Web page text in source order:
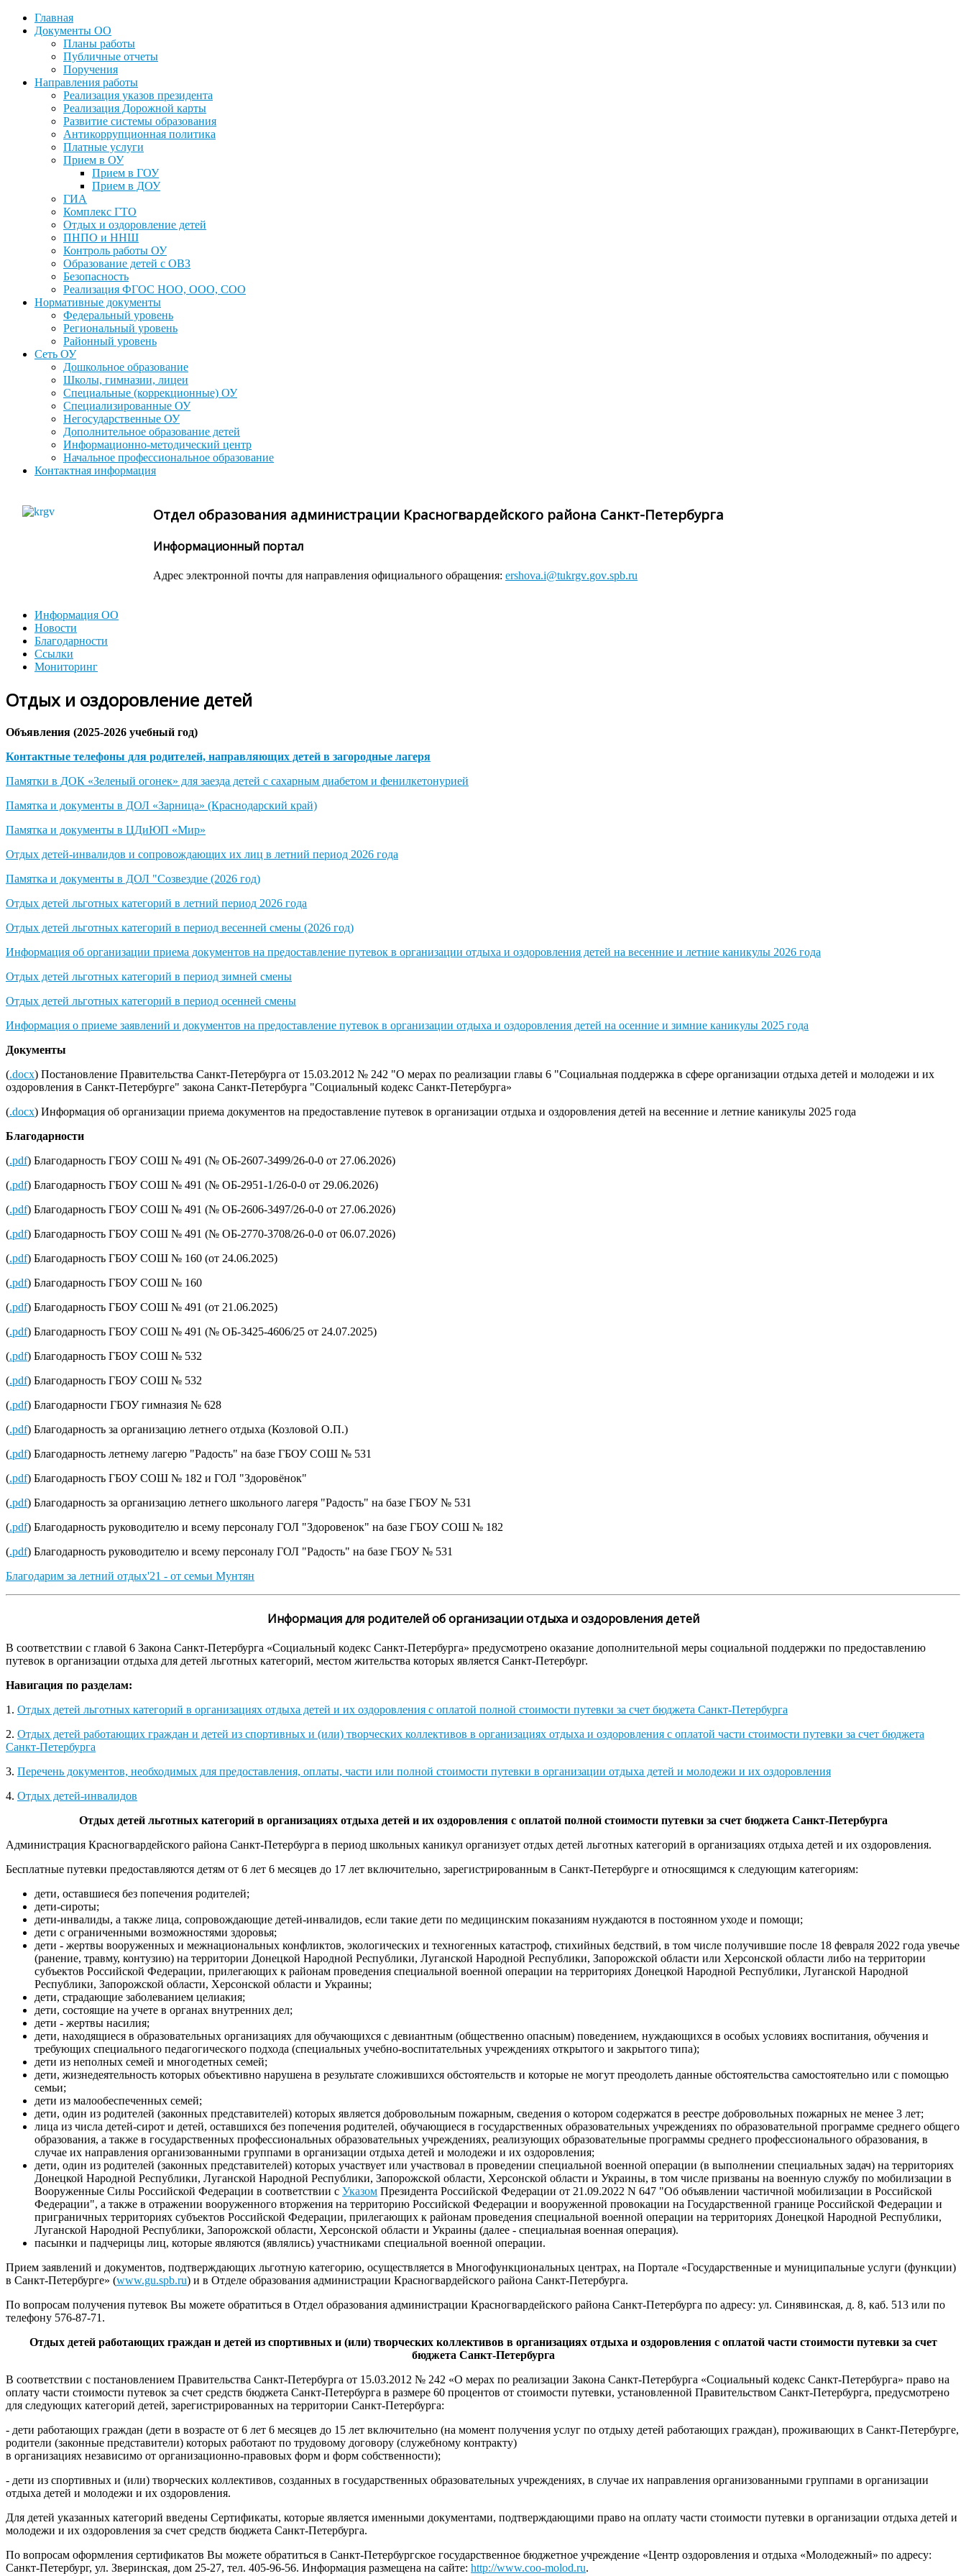
Главная
Документы ОО
Планы работы
Публичные отчеты
Поручения
Направления работы
Реализация указов президента
Реализация Дорожной карты
Развитие системы образования
Антикоррупционная политика
Платные услуги
Прием в ОУ
Прием в ГОУ
Прием в ДОУ
ГИА
Комплекс ГТО
Отдых и оздоровление детей
ПНПО и ННШ
Контроль работы ОУ
Образование детей с ОВЗ
Безопасность
Реализация ФГОС НОО, ООО, СОО
Нормативные документы
Федеральный уровень
Региональный уровень
Районный уровень
Сеть ОУ
Дошкольное образование
Школы, гимназии, лицеи
Специальные (коррекционные) ОУ
Специализированные ОУ
Негосударственные ОУ
Дополнительное образование детей
Информационно-методический центр
Начальное профессиональное образование
Контактная информация
Отдел образования администрации Красногвардейского района Санкт-Петербурга
Информационный портал
Адрес электронной почты для направления официального обращения: ershova.i@tukrgv.gov.spb.ru
Информация ОО
Новости
Благодарности
Ссылки
Мониторинг
Отдых и оздоровление детей
Объявления (2025-2026 учебный год)
Контактные телефоны для родителей, направляющих детей в загородные лагеря
Памятки в ДОК «Зеленый огонек» для заезда детей с сахарным диабетом и фенилкетонурией
Памятка и документы в ДОЛ «Зарница» (Краснодарский край)
Памятка и документы в ЦДиЮП «Мир»
Отдых детей-инвалидов и сопровождающих их лиц в летний период 2026 года
Памятка и документы в ДОЛ "Созвездие (2026 год)
Отдых детей льготных категорий в летний период 2026 года
Отдых детей льготных категорий в период весенней смены (2026 год)
Информация об организации приема документов на предоставление путевок в организации отдыха и оздоровления детей на весенние и летние каникулы 2026 года
Отдых детей льготных категорий в период зимней смены
Отдых детей льготных категорий в период осенней смены
Информация о приеме заявлений и документов на предоставление путевок в организации отдыха и оздоровления детей на осенние и зимние каникулы 2025 года
Документы
(.docx) Постановление Правительства Санкт-Петербурга от 15.03.2012 № 242 "О мерах по реализации главы 6 "Социальная поддержка в сфере организации отдыха детей и молодежи и их
оздоровления в Санкт-Петербурге" закона Санкт-Петербурга "Социальный кодекс Санкт-Петербурга»
(.docx) Информация об организации приема документов на предоставление путевок в организации отдыха и оздоровления детей на весенние и летние каникулы 2025 года
Благодарности
(.pdf) Благодарность ГБОУ СОШ № 491 (№ ОБ-2607-3499/26-0-0 от 27.06.2026)
(.pdf) Благодарность ГБОУ СОШ № 491 (№ ОБ-2951-1/26-0-0 от 29.06.2026)
(.pdf) Благодарность ГБОУ СОШ № 491 (№ ОБ-2606-3497/26-0-0 от 27.06.2026)
(.pdf) Благодарность ГБОУ СОШ № 491 (№ ОБ-2770-3708/26-0-0 от 06.07.2026)
(.pdf) Благодарность ГБОУ СОШ № 160 (от 24.06.2025)
(.pdf) Благодарность ГБОУ СОШ № 160
(.pdf) Благодарность ГБОУ СОШ № 491 (от 21.06.2025)
(.pdf) Благодарность ГБОУ СОШ № 491 (№ ОБ-3425-4606/25 от 24.07.2025)
(.pdf) Благодарность ГБОУ СОШ № 532
(.pdf) Благодарность ГБОУ СОШ № 532
(.pdf) Благодарности ГБОУ гимназия № 628
(.pdf) Благодарность за организацию летнего отдыха (Козловой О.П.)
(.pdf) Благодарность летнему лагерю "Радость" на базе ГБОУ СОШ № 531
(.pdf) Благодарность ГБОУ СОШ № 182 и ГОЛ "Здоровёнок"
(.pdf) Благодарность за организацию летнего школьного лагеря "Радость" на базе ГБОУ № 531
(.pdf) Благодарность руководителю и всему персоналу ГОЛ "Здоровенок" на базе ГБОУ СОШ № 182
(.pdf) Благодарность руководителю и всему персоналу ГОЛ "Радость" на базе ГБОУ № 531
Благодарим за летний отдых'21 - от семьи Мунтян
Информация для родителей об организации отдыха и оздоровления детей
В соответствии с главой 6 Закона Санкт-Петербурга «Социальный кодекс Санкт-Петербурга» предусмотрено оказание дополнительной меры социальной поддержки по предоставлению
путевок в организации отдыха для детей льготных категорий, местом жительства которых является Санкт-Петербург.
Навигация по разделам:
1. Отдых детей льготных категорий в организациях отдыха детей и их оздоровления с оплатой полной стоимости путевки за счет бюджета Санкт-Петербурга
2. Отдых детей работающих граждан и детей из спортивных и (или) творческих коллективов в организациях отдыха и оздоровления с оплатой части стоимости путевки за счет бюджета
Санкт-Петербурга
3. Перечень документов, необходимых для предоставления, оплаты, части или полной стоимости путевки в организации отдыха детей и молодежи и их оздоровления
4. Отдых детей-инвалидов
Отдых детей льготных категорий в организациях отдыха детей и их оздоровления с оплатой полной стоимости путевки за счет бюджета Санкт-Петербурга
Администрация Красногвардейского района Санкт‑Петербурга в период школьных каникул организует отдых детей льготных категорий в организациях отдыха детей и их оздоровления.
Бесплатные путевки предоставляются детям от 6 лет 6 месяцев до 17 лет включительно, зарегистрированным в Санкт-Петербурге и относящимся к следующим категориям:
дети, оставшиеся без попечения родителей;
дети-сироты;
дети-инвалиды, а также лица, сопровождающие детей-инвалидов, если такие дети по медицинским показаниям нуждаются в постоянном уходе и помощи;
дети с ограниченными возможностями здоровья;
дети - жертвы вооруженных и межнациональных конфликтов, экологических и техногенных катастроф, стихийных бедствий, в том числе получившие после 18 февраля 2022 года увечье
(ранение, травму, контузию) на территории Донецкой Народной Республики, Луганской Народной Республики, Запорожской области или Херсонской области либо на территории
субъектов Российской Федерации, прилегающих к районам проведения специальной военной операции на территориях Донецкой Народной Республики, Луганской Народной
Республики, Запорожской области, Херсонской области и Украины;
дети, страдающие заболеванием целиакия;
дети, состоящие на учете в органах внутренних дел;
дети - жертвы насилия;
дети, находящиеся в образовательных организациях для обучающихся с девиантным (общественно опасным) поведением, нуждающихся в особых условиях воспитания, обучения и
требующих специального педагогического подхода (специальных учебно-воспитательных учреждениях открытого и закрытого типа);
дети из неполных семей и многодетных семей;
дети, жизнедеятельность которых объективно нарушена в результате сложившихся обстоятельств и которые не могут преодолеть данные обстоятельства самостоятельно или с помощью
семьи;
дети из малообеспеченных семей;
дети, один из родителей (законных представителей) которых является добровольным пожарным, сведения о котором содержатся в реестре добровольных пожарных не менее 3 лет;
лица из числа детей-сирот и детей, оставшихся без попечения родителей, обучающиеся в государственных образовательных учреждениях по образовательной программе среднего общего
образования, а также в государственных профессиональных образовательных учреждениях, реализующих образовательные программы среднего профессионального образования, в
случае их направления организованными группами в организации отдыха детей и молодежи и их оздоровления;
дети, один из родителей (законных представителей) которых участвует или участвовал в проведении специальной военной операции (в выполнении специальных задач) на территориях
Донецкой Народной Республики, Луганской Народной Республики, Запорожской области, Херсонской области и Украины, в том числе призваны на военную службу по мобилизации в
Вооруженные Силы Российской Федерации в соответствии с Указом Президента Российской Федерации от 21.09.2022 N 647 "Об объявлении частичной мобилизации в Российской
Федерации", а также в отражении вооруженного вторжения на территорию Российской Федерации и вооруженной провокации на Государственной границе Российской Федерации и
приграничных территориях субъектов Российской Федерации, прилегающих к районам проведения специальной военной операции на территориях Донецкой Народной Республики,
Луганской Народной Республики, Запорожской области, Херсонской области и Украины (далее - специальная военная операция).
пасынки и падчерицы лиц, которые являются (являлись) участниками специальной военной операции.
Прием заявлений и документов, подтверждающих льготную категорию, осуществляется в Многофункциональных центрах, на Портале «Государственные и муниципальные услуги (функции)
в Санкт-Петербурге» (www.gu.spb.ru) и в Отделе образования администрации Красногвардейского района Санкт-Петербурга.
По вопросам получения путевок Вы можете обратиться в Отдел образования администрации Красногвардейского района Санкт-Петербурга по адресу: ул. Синявинская, д. 8, каб. 513 или по
телефону 576-87-71.
Отдых детей работающих граждан и детей из спортивных и (или) творческих коллективов в организациях отдыха и оздоровления с оплатой части стоимости путевки за счет
бюджета Санкт-Петербурга
В соответствии с постановлением Правительства Санкт-Петербурга от 15.03.2012 № 242 «О мерах по реализации Закона Санкт-Петербурга «Социальный кодекс Санкт-Петербурга» право на
оплату части стоимости путевок за счет средств бюджета Санкт-Петербурга в размере 60 процентов от стоимости путевки, установленной Правительством Санкт-Петербурга, предусмотрено
для следующих категорий детей, зарегистрированных на территории Санкт-Петербурга:
- дети работающих граждан (дети в возрасте от 6 лет 6 месяцев до 15 лет включительно (на момент получения услуг по отдыху детей работающих граждан), проживающих в Санкт-Петербурге,
родители (законные представители) которых работают по трудовому договору (служебному контракту)
в организациях независимо от организационно-правовых форм и форм собственности);
- дети из спортивных и (или) творческих коллективов, созданных в государственных образовательных учреждениях, в случае их направления организованными группами в организации
отдыха детей и молодежи и их оздоровления.
Для детей указанных категорий введены Сертификаты, которые является именными документами, подтверждающими право на оплату части стоимости путевки в организации отдыха детей и
молодежи и их оздоровления за счет средств бюджета Санкт-Петербурга.
По вопросам оформления сертификатов Вы можете обратиться в Санкт-Петербургское государственное бюджетное учреждение «Центр оздоровления и отдыха «Молодежный» по адресу:
Санкт-Петербург, ул. Зверинская, дом 25-27, тел. 405-96-56. Информация размещена на сайте: http://www.coo-molod.ru.